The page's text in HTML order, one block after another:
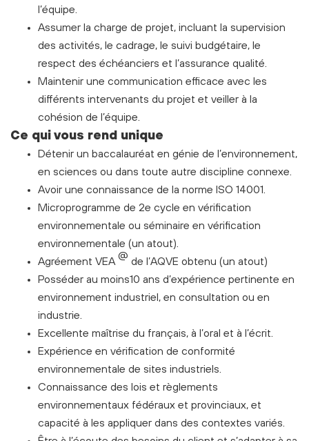
l’équipe.
Assumer la charge de projet, incluant la supervision
des activités, le cadrage, le suivi budgétaire, le
respect des échéanciers et l’assurance qualité.
Maintenir une communication efficace avec les
différents intervenants du projet et veiller à la
cohésion de l’équipe.
Ce qui vous rend unique
Détenir un baccalauréat en génie de l’environnement,
en sciences ou dans toute autre discipline connexe.
Avoir une connaissance de la norme ISO 14001.
Microprogramme de 2e cycle en vérification
environnementale ou séminaire en vérification
environnementale (un atout).
Agréement VEA @ de l’AQVE obtenu (un atout)
Posséder au moins10 ans d’expérience pertinente en
environnement industriel, en consultation ou en
industrie.
Excellente maîtrise du français, à l’oral et à l’écrit.
Expérience en vérification de conformité
environnementale de sites industriels.
Connaissance des lois et règlements
environnementaux fédéraux et provinciaux, et
capacité à les appliquer dans des contextes variés.